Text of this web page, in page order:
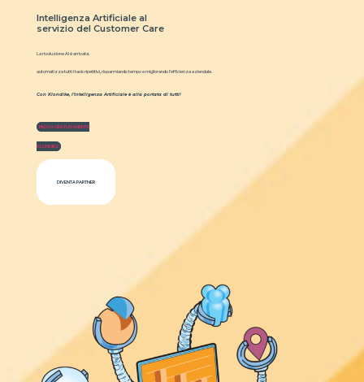
Intelligenza Artificiale al
servizio del Customer Care
La rivoluzione AI è arrivata:
automatizza tutti i task ripetitivi, risparmiando tempo e migliorando l’efficienza aziendale.
Con Klondike, l’Intelligenza Artificiale è alla portata di tutti!
PROVA GRATUITAMENTE
KLONDIKE
DIVENTA PARTNER